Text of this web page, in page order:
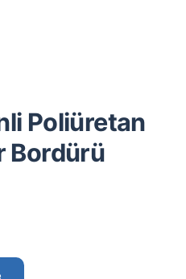
Poliüretan
Bordürü